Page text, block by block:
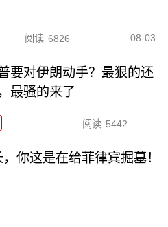
阅读 6826 08-03
要对伊朗动手？最狠的还
最骚的来了
阅读 5442
你这是在给菲律宾掘墓！